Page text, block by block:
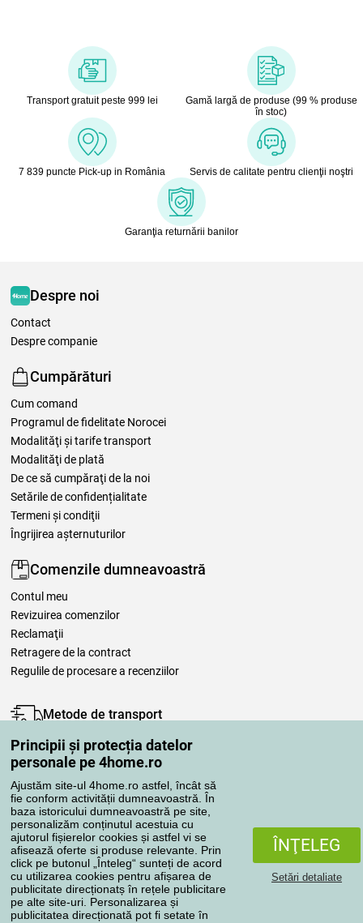
Principii și protecția datelor
personale pe 4home.ro
Ajustăm site-ul 4home.ro astfel, încât să
fie conform activității dumneavoastră. În
baza istoricului dumneavoastră pe site,
personalizăm conținutul acestuia cu
ajutorul fișierelor cookies și astfel vi se
afisează oferte si produse relevante. Prin
click pe butonul „Înteleg“ sunteți de acord
cu utilizarea cookies pentru afișarea de
publicitate direcționatș în rețele publicitare
pe alte site-uri. Personalizarea și
publicitatea direcționată pot fi setate în
ÎNŢELEG
Setări detaliate
Transport gratuit peste 999 lei
Gamă largă de produse (99 % produse
în stoc)
7 839 puncte Pick-up in România Servis de calitate pentru clienţii noştri
Garanţia returnării banilor
Despre noi
Contact
Despre companie
Cumpărături
Cum comand
Programul de fidelitate Norocei
Modalităţi şi tarife transport
Modalităţi de plată
De ce să cumpăraţi de la noi
Setările de confidențialitate
Termeni şi condiţii
Îngrijirea așternuturilor
Comenzile dumneavoastră
Contul meu
Revizuirea comenzilor
Reclamaţii
Retragere de la contract
Regulile de procesare a recenziilor
Metode de transport
Metode de plată
Magazin de încredere